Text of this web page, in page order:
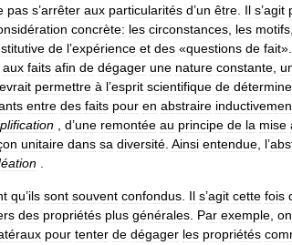
pas s’arrêter aux particularités d’un être Il s’agit
concrète: les circonstances les motifs
de l’expérience et des «questions de fait».
aux faits afin de dégager une nature constante
permettre à l’esprit scientifique de
entre des faits pour en abstraire
d’une remontée au principe de la mise
unitaire dans sa diversité Ainsi entendue l’
qu’ils sont souvent confondus Il s’agit cette fois
des propriétés plus générales Par exemple on
pour tenter de dégager les propriétés